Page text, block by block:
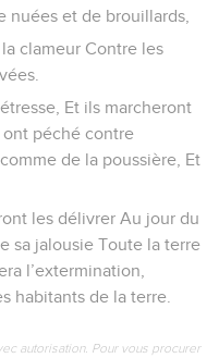
nuées et de brouillards,
clameur Contre les
Et ils marcheront
ont péché contre
de la poussière, Et
les délivrer Au jour du
sa jalousie Toute la terre
l’extermination,
habitants de la terre.
autorisation. Pour vous procurer